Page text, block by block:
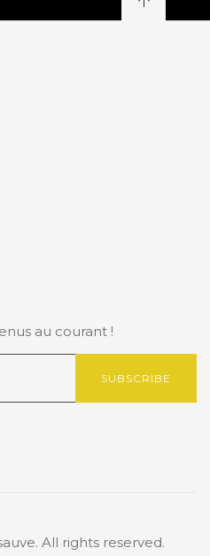
au courant !
SUBSCRIBE
All rights reserved.